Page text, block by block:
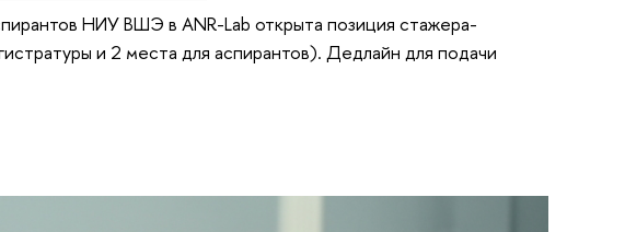
НИУ ВШЭ в ANR-Lab открыта позиция стажера-
и 2 места для аспирантов). Дедлайн для подачи